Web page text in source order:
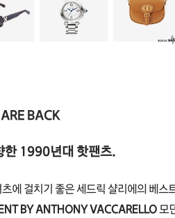
ARE BACK
한 1990년대 핫팬츠.
츠에 걸치기 좋은 세드릭 샬리에의 베스
BY ANTHONY VACCARELLO 모